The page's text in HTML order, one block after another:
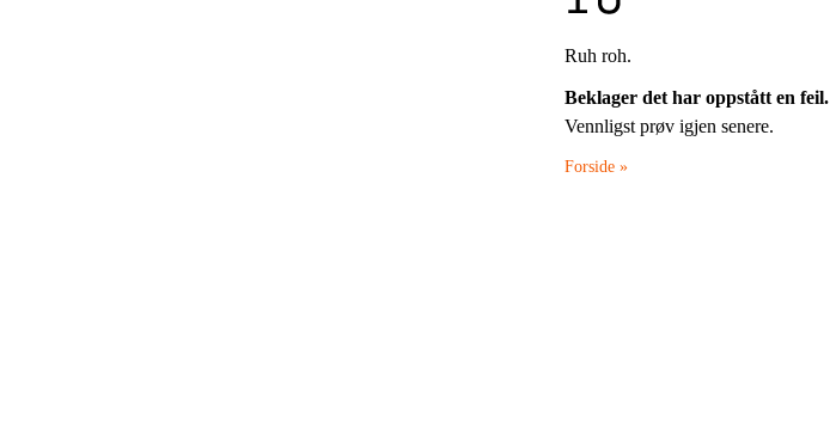
Ruh roh.
Beklager det har oppstått en feil.
Vennligst prøv igjen senere.
Forside »